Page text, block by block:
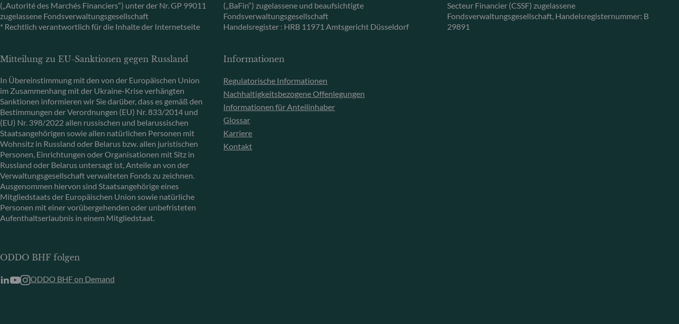
(„Autorité des Marchés Financiers“) unter der Nr. GP 99011
zugelassene Fondsverwaltungsgesellschaft
* Rechtlich verantwortlich für die Inhalte der Internetseite
(„BaFin“) zugelassene und beaufsichtigte
Fondsverwaltungsgesellschaft
Handelsregister : HRB 11971 Amtsgericht Düsseldorf
Secteur Financier (CSSF) zugelassene
Fondsverwaltungsgesellschaft, Handelsregisternummer: B
29891
Mitteilung zu EU-Sanktionen gegen Russland
In Übereinstimmung mit den von der Europäischen Union
im Zusammenhang mit der Ukraine-Krise verhängten
Sanktionen informieren wir Sie darüber, dass es gemäß den
Bestimmungen der Verordnungen (EU) Nr. 833/2014 und
(EU) Nr. 398/2022 allen russischen und belarussischen
Staatsangehörigen sowie allen natürlichen Personen mit
Wohnsitz in Russland oder Belarus bzw. allen juristischen
Personen, Einrichtungen oder Organisationen mit Sitz in
Russland oder Belarus untersagt ist, Anteile an von der
Verwaltungsgesellschaft verwalteten Fonds zu zeichnen.
Ausgenommen hiervon sind Staatsangehörige eines
Mitgliedstaats der Europäischen Union sowie natürliche
Personen mit einer vorübergehenden oder unbefristeten
Aufenthaltserlaubnis in einem Mitgliedstaat.
Informationen
Regulatorische Informationen
Nachhaltigkeitsbezogene Offenlegungen
Informationen für Anteilinhaber
Glossar
Karriere
Kontakt
ODDO BHF folgen
ODDO BHF on Demand